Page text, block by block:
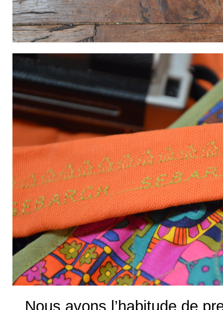
Nous avons l’habitude de